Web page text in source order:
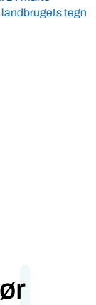
tegn